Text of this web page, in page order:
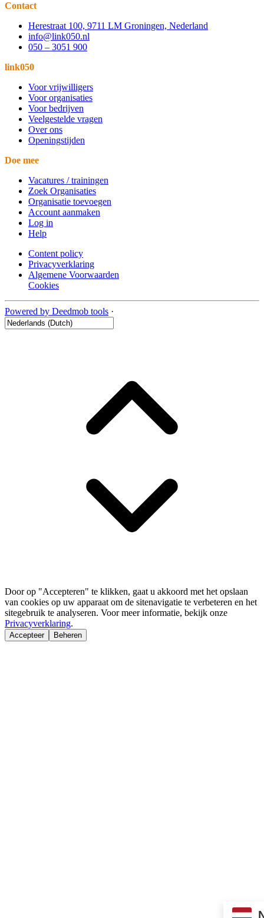
Contact
Herestraat 100, 9711 LM Groningen, Nederland
info@link050.nl
050 – 3051 900
link050
Voor vrijwilligers
Voor organisaties
Voor bedrijven
Veelgestelde vragen
Over ons
Openingstijden
Doe mee
Vacatures / trainingen
Zoek Organisaties
Organisatie toevoegen
Account aanmaken
Log in
Help
Content policy
Privacyverklaring
Algemene Voorwaarden
Cookies
Powered by Deedmob tools ·
Door op "Accepteren" te klikken, gaat u akkoord met het opslaan
van cookies op uw apparaat om de sitenavigatie te verbeteren en het
sitegebruik te analyseren. Voor meer informatie, bekijk onze
Privacyverklaring.
Accepteer Beheren